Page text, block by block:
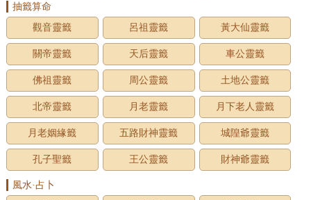
抽籤算命
觀音靈籤
呂祖靈籤 黃大仙靈籤
關帝靈籤 天后靈籤 車公靈籤
佛祖靈籤 周公靈籤 土地公靈籤
北帝靈籤 月老靈籤 月下老人靈籤
月老姻緣籤 五路財神靈籤 城隍爺靈籤
孔子聖籤 王公靈籤 財神爺靈籤
風水·占卜